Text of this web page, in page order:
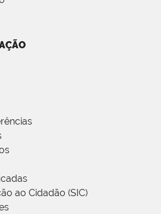
ao Cidadão (SIC)